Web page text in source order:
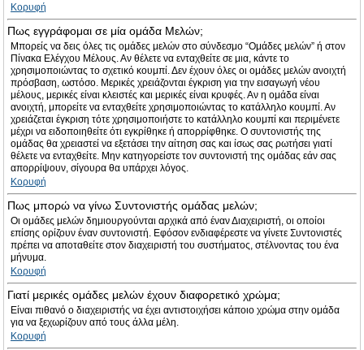
Κορυφή
Πως εγγράφομαι σε μία ομάδα Μελών;
Μπορείς να δεις όλες τις ομάδες μελών στο σύνδεσμο “Ομάδες μελών” ή στον
Πίνακα Ελέγχου Μέλους. Αν θέλετε να ενταχθείτε σε μια, κάντε το
χρησιμοποιώντας το σχετικό κουμπί. Δεν έχουν όλες οι ομάδες μελών ανοιχτή
πρόσβαση, ωστόσο. Μερικές χρειάζονται έγκριση για την εισαγωγή νέου
μέλους, μερικές είναι κλειστές και μερικές είναι κρυφές. Αν η ομάδα είναι
ανοιχτή, μπορείτε να ενταχθείτε χρησιμοποιώντας το κατάλληλο κουμπί. Αν
χρειάζεται έγκριση τότε χρησιμοποιήστε το κατάλληλο κουμπί και περιμένετε
μέχρι να ειδοποιηθείτε ότι εγκρίθηκε ή απορρίφθηκε. Ο συντονιστής της
ομάδας θα χρειαστεί να εξετάσει την αίτηση σας και ίσως σας ρωτήσει γιατί
θέλετε να ενταχθείτε. Μην κατηγορείστε τον συντονιστή της ομάδας εάν σας
απορρίψουν, σίγουρα θα υπάρχει λόγος.
Κορυφή
Πως μπορώ να γίνω Συντονιστής ομάδας μελών;
Οι ομάδες μελών δημιουργούνται αρχικά από έναν Διαχειριστή, οι οποίοι
επίσης ορίζουν έναν συντονιστή. Εφόσον ενδιαφέρεστε να γίνετε Συντονιστές
πρέπει να αποταθείτε στον διαχειριστή του συστήματος, στέλνοντας του ένα
μήνυμα.
Κορυφή
Γιατί μερικές ομάδες μελών έχουν διαφορετικό χρώμα;
Είναι πιθανό ο διαχειριστής να έχει αντιστοιχήσει κάποιο χρώμα στην ομάδα
για να ξεχωρίζουν από τους άλλα μέλη.
Κορυφή